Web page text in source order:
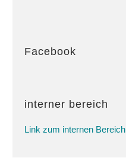
Facebook
interner bereich
Link zum internen Bereich